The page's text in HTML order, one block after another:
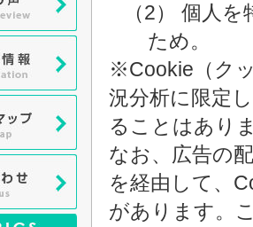
（2） 個人
ため。
※Cookie（ク
況分析に限定
ることはあり
なお、広告の
を経由して、
があります。